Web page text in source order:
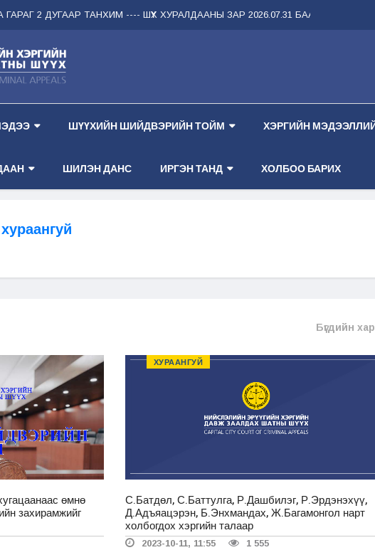
2 ДУГААР ТАНХИМ ---- ШҮҮХ ХУРАЛДААНЫ ЗАР 2026.07.31 БААСАН ГАРАГ 1
ШҮҮХИЙН ШИЙДВЭРИЙН ТОЙМ ХЭРГИЙН
ШИЛЭН ДАНС ИРГЭН ТАНД ХОЛБОО БАРИХ
Бүгдийн
өмнө
захирамжийг
ХУРААНГУЙ
С.Батдөл, С.Баттулга, Р.Дашбилэг, Р.Эрдэнэхүү,
Д.Адъяацэрэн, Б.Энхмандах, Ж.Багамонгол нарт
холбогдох хэргийн талаар
2023-10-11, 11:55 1 555